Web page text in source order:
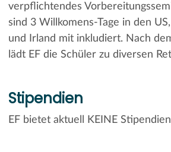
verpflichtendes
sind 3 Willkomens-Tage in den
und Irland mit inkludiert. Nach
lädt EF die Schüler zu diversen
Stipendien
EF bietet aktuell KEINE